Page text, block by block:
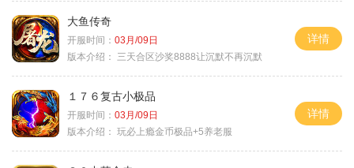
大鱼传奇
开服时间： 03月/09日
版本介绍：
三天合区沙奖8888让沉默不再沉默
详情
１７６复古小极品
开服时间： 03月/09日
版本介绍： 玩必上瘾金币极品+5养老服
详情